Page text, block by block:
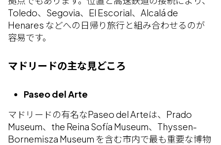
Toledo、Segovia、El Escorial、Alcalá de
Henares などへの日帰り旅行と組み合わせるのが
容易です。
マドリードの主な見どころ
Paseo del Arte
マドリードの有名なPaseo del Arteは、Prado
Museum、the Reina Sofía Museum、Thyssen-
Bornemisza Museum を含む市内で最も重要な博物